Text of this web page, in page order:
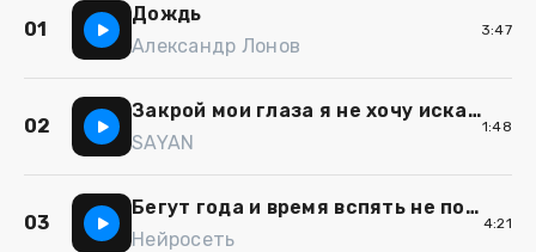
01
Дождь
Александр Лонов
3:47
02
Закрой мои глаза я не хочу искать
SAYAN
1:48
03
Бегут года и время вспять не повернуть ии кавер
Нейросеть
4:21